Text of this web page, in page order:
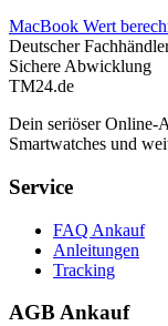
MacBook Wert
Deutscher
Sichere Abwicklung
TM24.de
Dein seriöser Online-
Smartwatches und
Service
FAQ Ankauf
Anleitungen
Tracking
AGB Ankauf